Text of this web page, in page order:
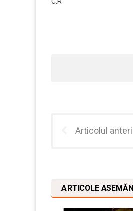
Articolul
ARTICOLE